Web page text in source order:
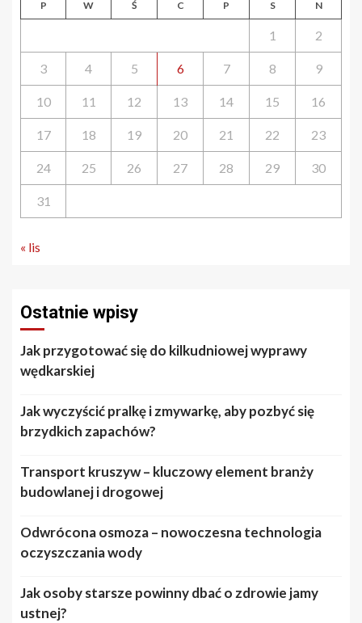
P W Ś C P S N
1 2
3 4 5 6 7 8 9
10 11 12 13 14 15 16
17 18 19 20 21 22 23
24 25 26 27 28 29 30
31
« lis
Ostatnie wpisy
Jak przygotować się do kilkudniowej wyprawy
wędkarskiej
Jak wyczyścić pralkę i zmywarkę, aby pozbyć się
brzydkich zapachów?
Transport kruszyw – kluczowy element branży
budowlanej i drogowej
Odwrócona osmoza – nowoczesna technologia
oczyszczania wody
Jak osoby starsze powinny dbać o zdrowie jamy
ustnej?